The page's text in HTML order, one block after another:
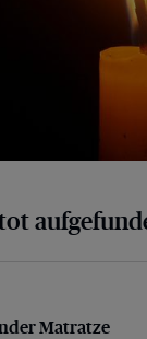
Matratze
Matratze